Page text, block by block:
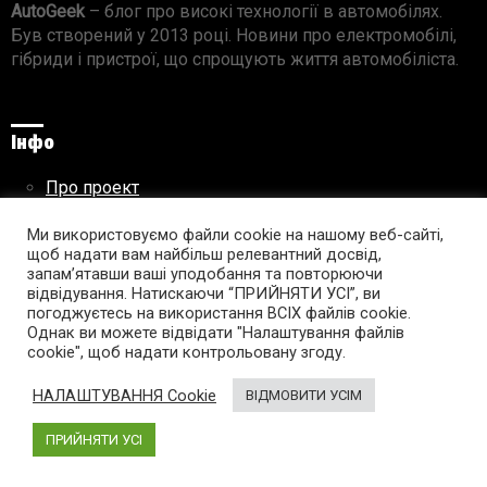
AutoGeek – блог про високі технології в автомобілях.
Був створений у 2013 році. Новини про електромобілі,
гібриди і пристрої, що спрощують життя автомобіліста.
Інфо
Про проект
Правила використання матеріалів
Підпишись на AutoGeek!
facebooktwitter instagramyoutube tumblr linkedin
Ми використовуємо файли cookie на нашому веб-сайті,
щоб надати вам найбільш релевантний досвід,
запам’ятавши ваші уподобання та повторюючи
відвідування. Натискаючи “ПРИЙНЯТИ УСІ”, ви
погоджуєтесь на використання ВСІХ файлів cookie.
Однак ви можете відвідати "Налаштування файлів
cookie", щоб надати контрольовану згоду.
НАЛАШТУВАННЯ Cookie ВІДМОВИТИ УСІМ
ПРИЙНЯТИ УСІ